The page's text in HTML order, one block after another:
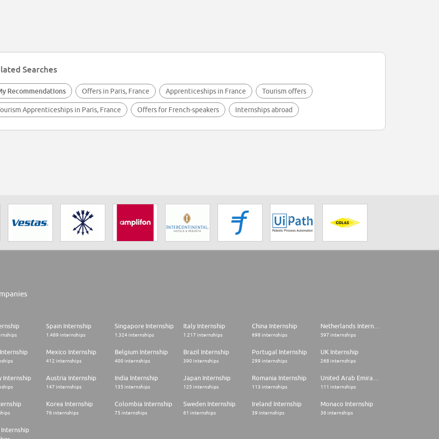
Searches
Recommendations Offers in Paris, France Apprenticeships in France Tourism offers
Apprenticeships in Paris, France Offers for French-speakers Internships abroad
Spain Internship
1.489 internships
Singapore Internship
1.324 internships
Italy Internship
1.217 internships
China Internship
698 internships 597 internships
Mexico Internship
412 internships
Belgium Internship
400 internships
Brazil Internship
390 internships
Portugal Internship
299 internships
UK Internship
268 internships
Internship Austria Internship
147 internships
India Internship
135 internships
Japan Internship
125 internships
Romania Internship
113 internships 111 internships
Korea Internship
76 internships
Colombia Internship
75 internships
Sweden Internship
61 internships
Ireland Internship
39 internships
Monaco Internship
36 internships